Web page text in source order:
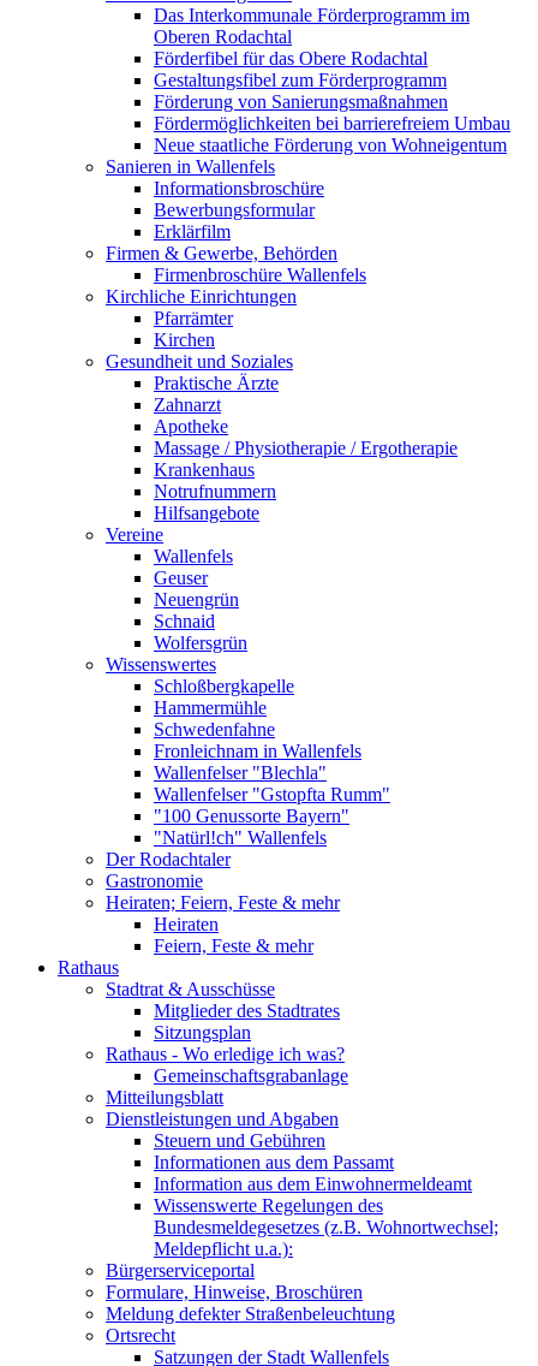
Das Interkommunale Förderprogramm im
Oberen Rodachtal
Förderfibel für das Obere Rodachtal
Gestaltungsfibel zum Förderprogramm
Förderung von Sanierungsmaßnahmen
Fördermöglichkeiten bei barrierefreiem Umbau
Neue staatliche Förderung von Wohneigentum
Sanieren in Wallenfels
Informationsbroschüre
Bewerbungsformular
Erklärfilm
Firmen & Gewerbe, Behörden
Firmenbroschüre Wallenfels
Kirchliche Einrichtungen
Pfarrämter
Kirchen
Gesundheit und Soziales
Praktische Ärzte
Zahnarzt
Apotheke
Massage / Physiotherapie / Ergotherapie
Krankenhaus
Notrufnummern
Hilfsangebote
Vereine
Wallenfels
Geuser
Neuengrün
Schnaid
Wolfersgrün
Wissenswertes
Schloßbergkapelle
Hammermühle
Schwedenfahne
Fronleichnam in Wallenfels
Wallenfelser "Blechla"
Wallenfelser "Gstopfta Rumm"
"100 Genussorte Bayern"
"Natürl!ch" Wallenfels
Der Rodachtaler
Gastronomie
Heiraten; Feiern, Feste & mehr
Heiraten
Feiern, Feste & mehr
Rathaus
Stadtrat & Ausschüsse
Mitglieder des Stadtrates
Sitzungsplan
Rathaus - Wo erledige ich was?
Gemeinschaftsgrabanlage
Mitteilungsblatt
Dienstleistungen und Abgaben
Steuern und Gebühren
Informationen aus dem Passamt
Information aus dem Einwohnermeldeamt
Wissenswerte Regelungen des
Bundesmeldegesetzes (z.B. Wohnortwechsel;
Meldepflicht u.a.):
Bürgerserviceportal
Formulare, Hinweise, Broschüren
Meldung defekter Straßenbeleuchtung
Ortsrecht
Satzungen der Stadt Wallenfels